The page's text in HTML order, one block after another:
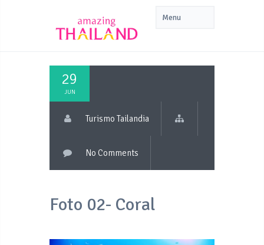
29
JUN
Turismo Tailandia
No Comments
Foto 02- Coral